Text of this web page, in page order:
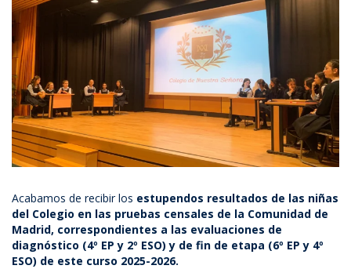
Acabamos de recibir los estupendos resultados de las niñas
del Colegio en las pruebas censales de la Comunidad de
Madrid, correspondientes a las evaluaciones de
diagnóstico (4º EP y 2º ESO) y de fin de etapa (6º EP y 4º
ESO) de este curso 2025-2026.